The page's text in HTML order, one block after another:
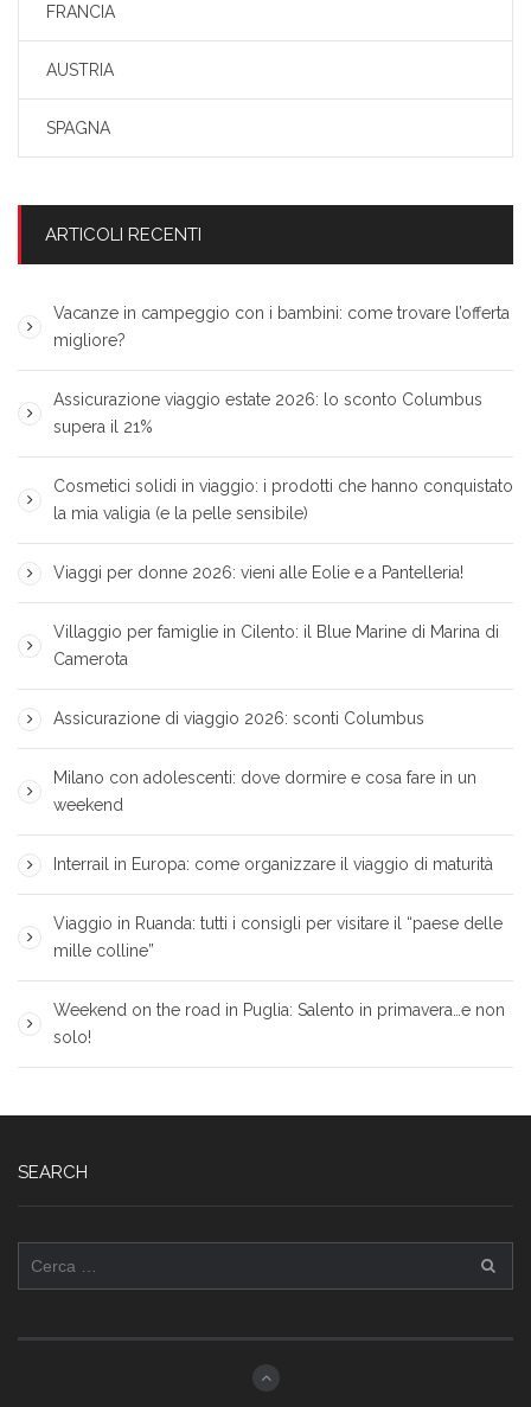
FRANCIA
AUSTRIA
SPAGNA
ARTICOLI RECENTI
Vacanze in campeggio con i bambini: come trovare l’offerta
migliore?
Assicurazione viaggio estate 2026: lo sconto Columbus
supera il 21%
Cosmetici solidi in viaggio: i prodotti che hanno conquistato
la mia valigia (e la pelle sensibile)
Viaggi per donne 2026: vieni alle Eolie e a Pantelleria!
Villaggio per famiglie in Cilento: il Blue Marine di Marina di
Camerota
Assicurazione di viaggio 2026: sconti Columbus
Milano con adolescenti: dove dormire e cosa fare in un
weekend
Interrail in Europa: come organizzare il viaggio di maturità
Viaggio in Ruanda: tutti i consigli per visitare il “paese delle
mille colline”
Weekend on the road in Puglia: Salento in primavera…e non
solo!
SEARCH
per: